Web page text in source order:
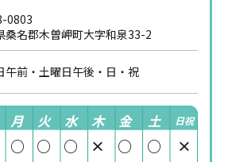
0803
桑名郡木曽岬町大字和泉33-2
午前・土曜日午後・日・祝
月 火 水 木 金 土 日祝
○ ○ ○ × ○ ○
×